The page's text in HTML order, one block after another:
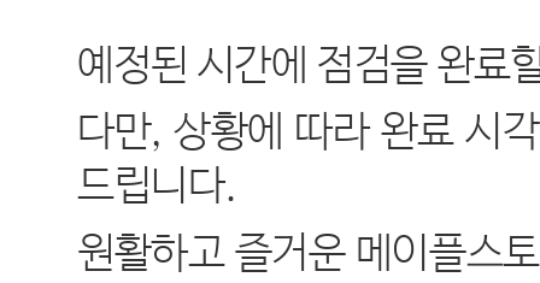
예정된 시간에 점검을 완료
다만,상황에 따라 완료 시
드립니다.
원활하고 즐거운 메이플스